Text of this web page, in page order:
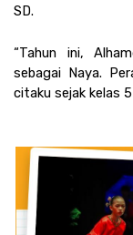
SD.
“Tahun ini,
sebagai Naya.
citaku sejak kelas 5